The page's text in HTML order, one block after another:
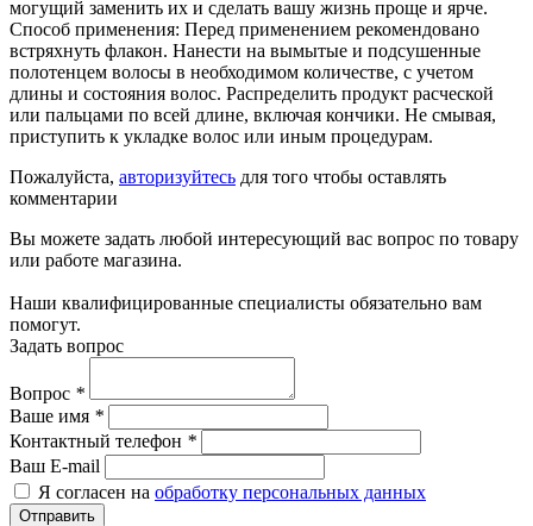
могущий заменить их и сделать вашу жизнь проще и ярче.
Способ применения: Перед применением рекомендовано
встряхнуть флакон. Нанести на вымытые и подсушенные
полотенцем волосы в необходимом количестве, с учетом
длины и состояния волос. Распределить продукт расческой
или пальцами по всей длине, включая кончики. Не смывая,
приступить к укладке волос или иным процедурам.
Пожалуйста, авторизуйтесь для того чтобы оставлять
комментарии
Вы можете задать любой интересующий вас вопрос по товару
или работе магазина.
Наши квалифицированные специалисты обязательно вам
помогут.
Задать вопрос
Вопрос *
Ваше имя *
Контактный телефон *
Ваш E-mail
Я согласен на обработку персональных данных
Отправить